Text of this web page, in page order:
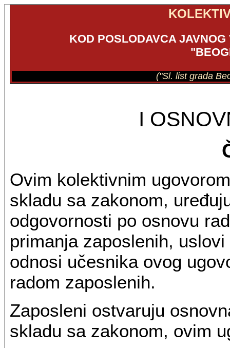
KOD POSLODAVCA
("Sl. list grada
I
Ovim kolektivnim
skladu sa zakonom,
odgovornosti po osnovu
primanja zaposlenih,
odnosi učesnika ovog
radom zaposlenih.
Zaposleni ostvaruju
skladu sa zakonom, ovim